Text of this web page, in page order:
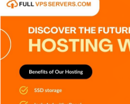
RELATED STORY
APPS